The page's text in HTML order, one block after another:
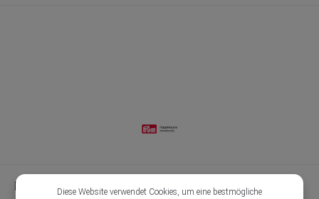
Kontakt & HilfeDiese Website verwendet Cookies, um eine bestmögliche